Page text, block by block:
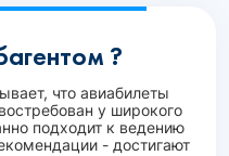
?
что авиабилеты
у широкого
подходит к ведению
- достигают